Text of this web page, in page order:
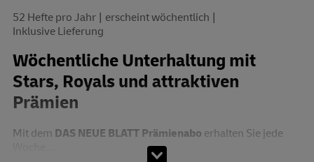
52 Hefte pro Jahr
erscheint wöchentlich
Inklusive Lieferung
Wöchentliche Unterhaltung mit
Stars, Royals und attraktiven
Prämien
Mit dem DAS NEUE BLATT Prämienabo erhalten Sie jede